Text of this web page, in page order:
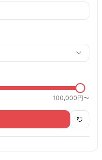
100,000円〜